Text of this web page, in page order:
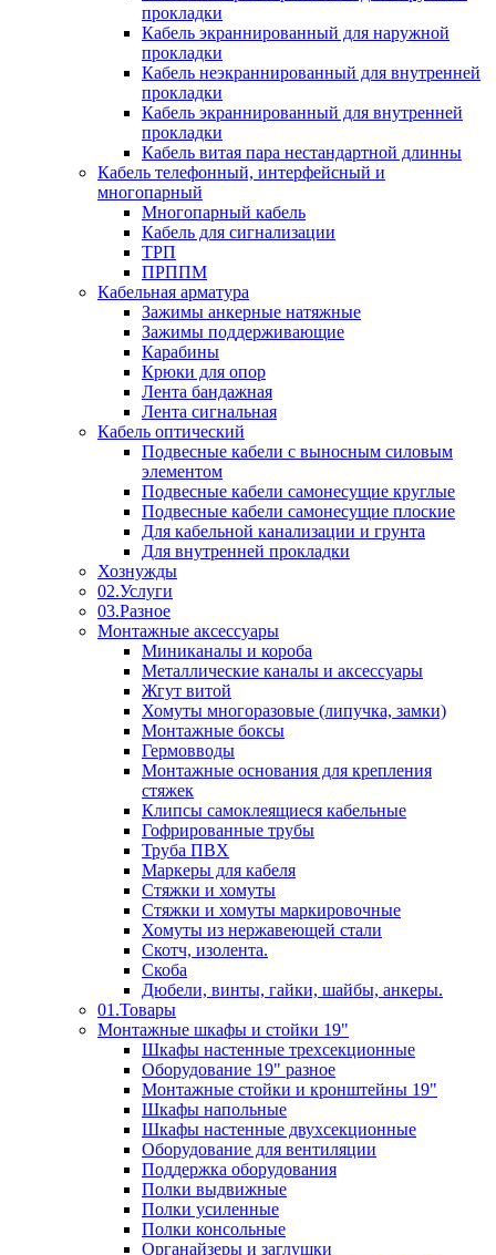
прокладки
Кабель экраннированный для наружной
прокладки
Кабель неэкраннированный для внутренней
прокладки
Кабель экраннированный для внутренней
прокладки
Кабель витая пара нестандартной длинны
Кабель телефонный, интерфейсный и
многопарный
Многопарный кабель
Кабель для сигнализации
ТРП
ПРППМ
Кабельная арматура
Зажимы анкерные натяжные
Зажимы поддерживающие
Карабины
Крюки для опор
Лента бандажная
Лента сигнальная
Кабель оптический
Подвесные кабели с выносным силовым
элементом
Подвесные кабели самонесущие круглые
Подвесные кабели самонесущие плоские
Для кабельной канализации и грунта
Для внутренней прокладки
Хознужды
02.Услуги
03.Разное
Монтажные аксессуары
Миниканалы и короба
Металлические каналы и аксессуары
Жгут витой
Хомуты многоразовые (липучка, замки)
Монтажные боксы
Гермовводы
Монтажные основания для крепления
стяжек
Клипсы самоклеящиеся кабельные
Гофрированные трубы
Труба ПВХ
Маркеры для кабеля
Стяжки и хомуты
Стяжки и хомуты маркировочные
Хомуты из нержавеющей стали
Скотч, изолента.
Скоба
Дюбели, винты, гайки, шайбы, анкеры.
01.Товары
Монтажные шкафы и стойки 19"
Шкафы настенные трехсекционные
Оборудование 19" разное
Монтажные стойки и кронштейны 19"
Шкафы напольные
Шкафы настенные двухсекционные
Оборудование для вентиляции
Поддержка оборудования
Полки выдвижные
Полки усиленные
Полки консольные
Органайзеры и заглушки